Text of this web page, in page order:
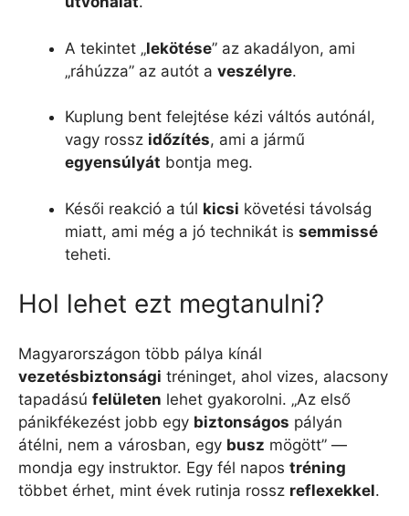
A tekintet „lekötése” az akadályon, ami
„ráhúzza” az autót a veszélyre.
Kuplung bent felejtése kézi váltós autónál,
vagy rossz időzítés, ami a jármű
egyensúlyát bontja meg.
Késői reakció a túl kicsi követési távolság
miatt, ami még a jó technikát is semmissé
teheti.
Hol lehet ezt megtanulni?
Magyarországon több pálya kínál
vezetésbiztonsági tréninget, ahol vizes, alacsony
tapadású felületen lehet gyakorolni. „Az első
pánikfékezést jobb egy biztonságos pályán
átélni, nem a városban, egy busz mögött” —
mondja egy instruktor. Egy fél napos tréning
többet érhet, mint évek rutinja rossz reflexekkel.